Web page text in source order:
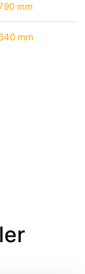
mm
mm